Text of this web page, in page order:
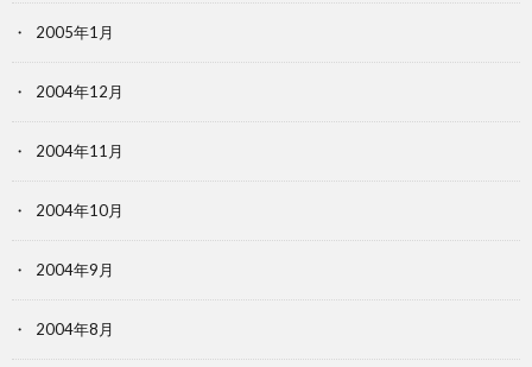
2005年1月
2004年12月
2004年11月
2004年10月
2004年9月
2004年8月